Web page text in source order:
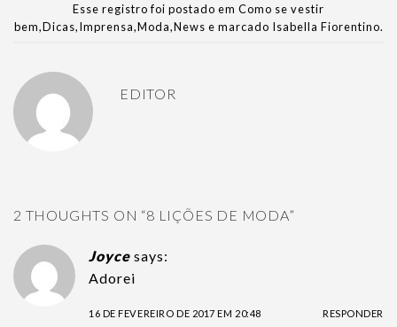
Esse registro foi postado em Como se vestir
bem,Dicas,Imprensa,Moda,News e marcado Isabella Fiorentino.
EDITOR
2 THOUGHTS ON “8 LIÇÕES DE MODA”
Joyce says:
Adorei
16 DE FEVEREIRO DE 2017 EM 20:48 RESPONDER